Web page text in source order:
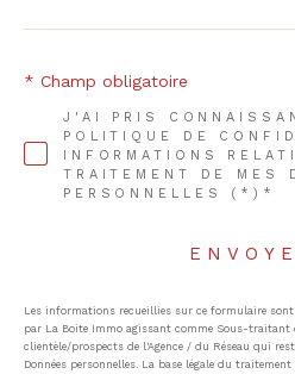
J'AI PRIS
POLITIQUE DE
INFORMATIONS
TRAITEMENT DE MES
PERSONNELLES (*)*
* Champ obligatoire
Les informations recueillies sur ce formulaire
par La Boite Immo agissant comme Sous-
clientèle/prospects de l'Agence / du Réseau qui
Données personnelles. La base légale du